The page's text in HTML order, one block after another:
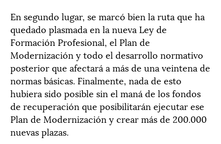
En segundo lugar, se marcó bien la ruta que ha
quedado plasmada en la nueva Ley de
Formación Profesional, el Plan de
Modernización y todo el desarrollo normativo
posterior que afectará a más de una veintena de
normas básicas. Finalmente, nada de esto
hubiera sido posible sin el maná de los fondos
de recuperación que posibilitarán ejecutar ese
Plan de Modernización y crear más de 200.000
nuevas plazas.